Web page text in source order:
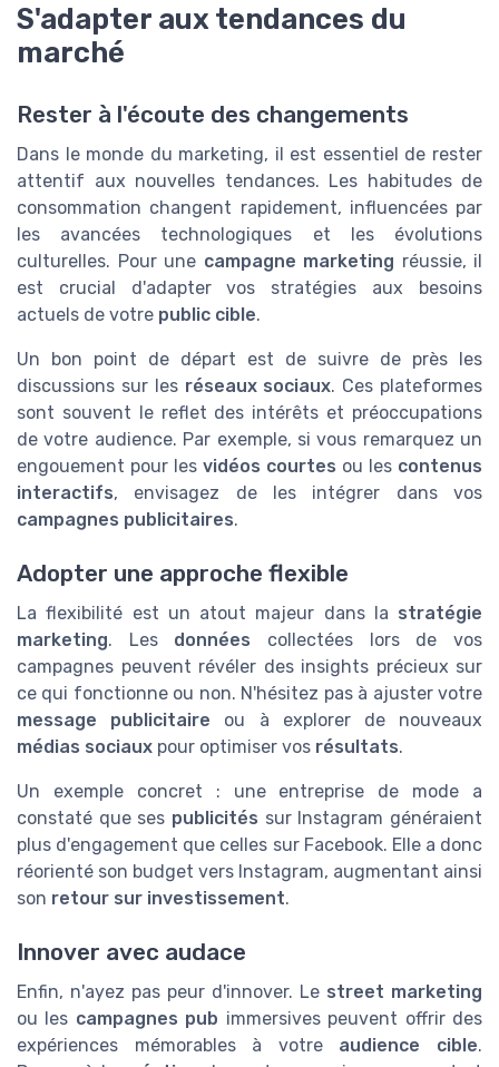
S'adapter aux tendances du
marché
Rester à l'écoute des changements
Dans le monde du marketing, il est essentiel de rester
attentif aux nouvelles tendances. Les habitudes de
consommation changent rapidement, influencées par
les avancées technologiques et les évolutions
culturelles. Pour une campagne marketing réussie, il
est crucial d'adapter vos stratégies aux besoins
actuels de votre public cible.
Un bon point de départ est de suivre de près les
discussions sur les réseaux sociaux. Ces plateformes
sont souvent le reflet des intérêts et préoccupations
de votre audience. Par exemple, si vous remarquez un
engouement pour les vidéos courtes ou les contenus
interactifs, envisagez de les intégrer dans vos
campagnes publicitaires.
Adopter une approche flexible
La flexibilité est un atout majeur dans la stratégie
marketing. Les données collectées lors de vos
campagnes peuvent révéler des insights précieux sur
ce qui fonctionne ou non. N'hésitez pas à ajuster votre
message publicitaire ou à explorer de nouveaux
médias sociaux pour optimiser vos résultats.
Un exemple concret : une entreprise de mode a
constaté que ses publicités sur Instagram généraient
plus d'engagement que celles sur Facebook. Elle a donc
réorienté son budget vers Instagram, augmentant ainsi
son retour sur investissement.
Innover avec audace
Enfin, n'ayez pas peur d'innover. Le street marketing
ou les campagnes pub immersives peuvent offrir des
expériences mémorables à votre audience cible.